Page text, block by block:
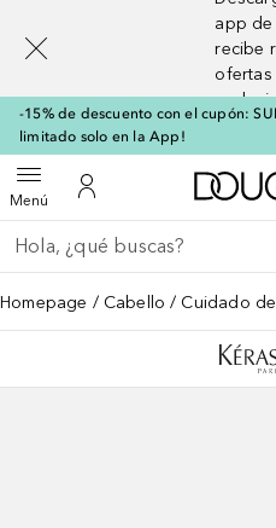
app de
recibe
ofertas
-15% de descuento con el cupón:
limitado solo en la App!
MenúAbrir menúMi cuenta
Regresar
Ejecutar búsqueda
Homepage Cabello Cuidado
[navigation.slideout.screenreader]